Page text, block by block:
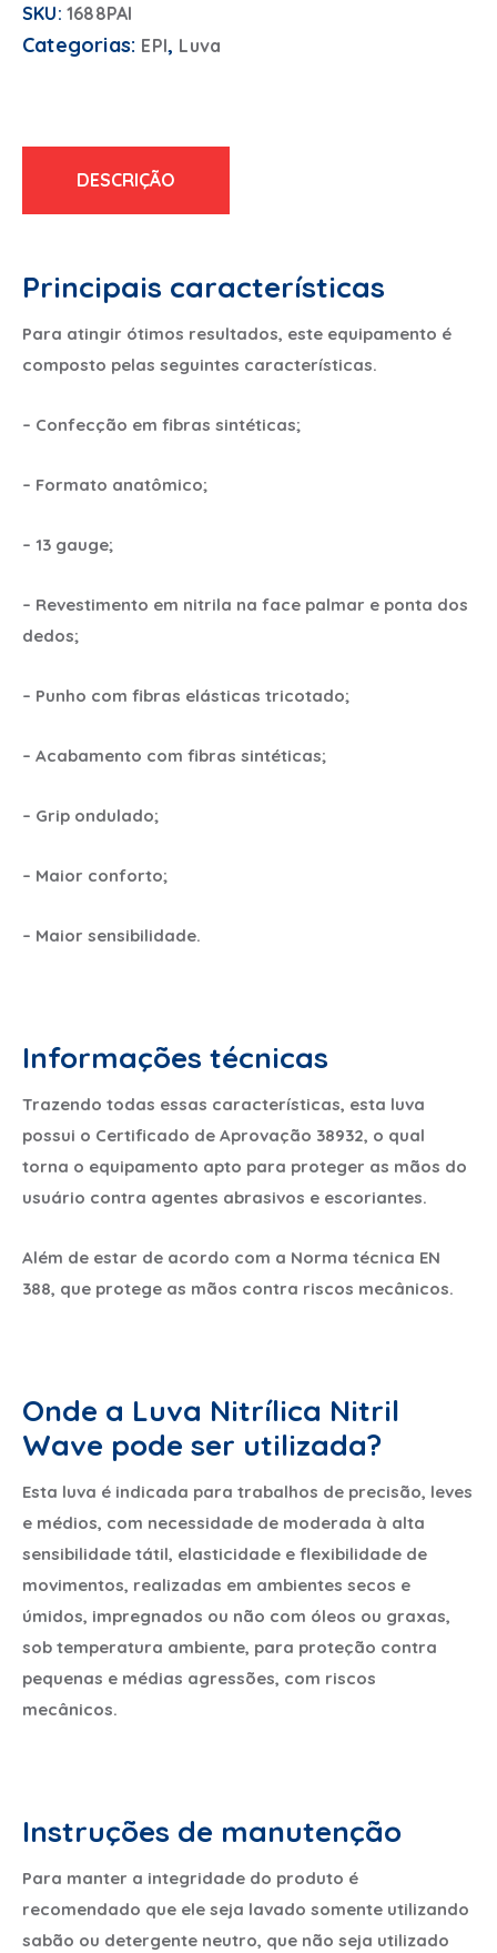
SKU: 1688PAI
Categorias: EPI, Luva
DESCRIÇÃO
Principais características
Para atingir ótimos resultados, este equipamento é
composto pelas seguintes características.
– Confecção em fibras sintéticas;
– Formato anatômico;
– 13 gauge;
– Revestimento em nitrila na face palmar e ponta dos
dedos;
– Punho com fibras elásticas tricotado;
– Acabamento com fibras sintéticas;
– Grip ondulado;
– Maior conforto;
– Maior sensibilidade.
Informações técnicas
Trazendo todas essas características, esta luva
possui o Certificado de Aprovação 38932, o qual
torna o equipamento apto para proteger as mãos do
usuário contra agentes abrasivos e escoriantes.
Além de estar de acordo com a Norma técnica EN
388, que protege as mãos contra riscos mecânicos.
Onde a Luva Nitrílica Nitril
Wave pode ser utilizada?
Esta luva é indicada para trabalhos de precisão, leves
e médios, com necessidade de moderada à alta
sensibilidade tátil, elasticidade e flexibilidade de
movimentos, realizadas em ambientes secos e
úmidos, impregnados ou não com óleos ou graxas,
sob temperatura ambiente, para proteção contra
pequenas e médias agressões, com riscos
mecânicos.
Instruções de manutenção
Para manter a integridade do produto é
recomendado que ele seja lavado somente utilizando
sabão ou detergente neutro, que não seja utilizado